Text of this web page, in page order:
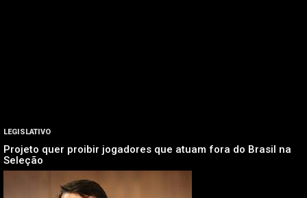
LEGISLATIVO
Projeto quer proibir jogadores que atuam fora do Brasil na
Seleção